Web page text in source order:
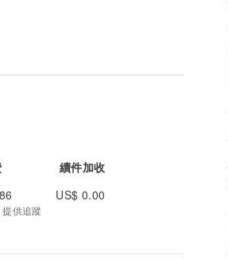
續件加收
US$ 0.00
供追蹤